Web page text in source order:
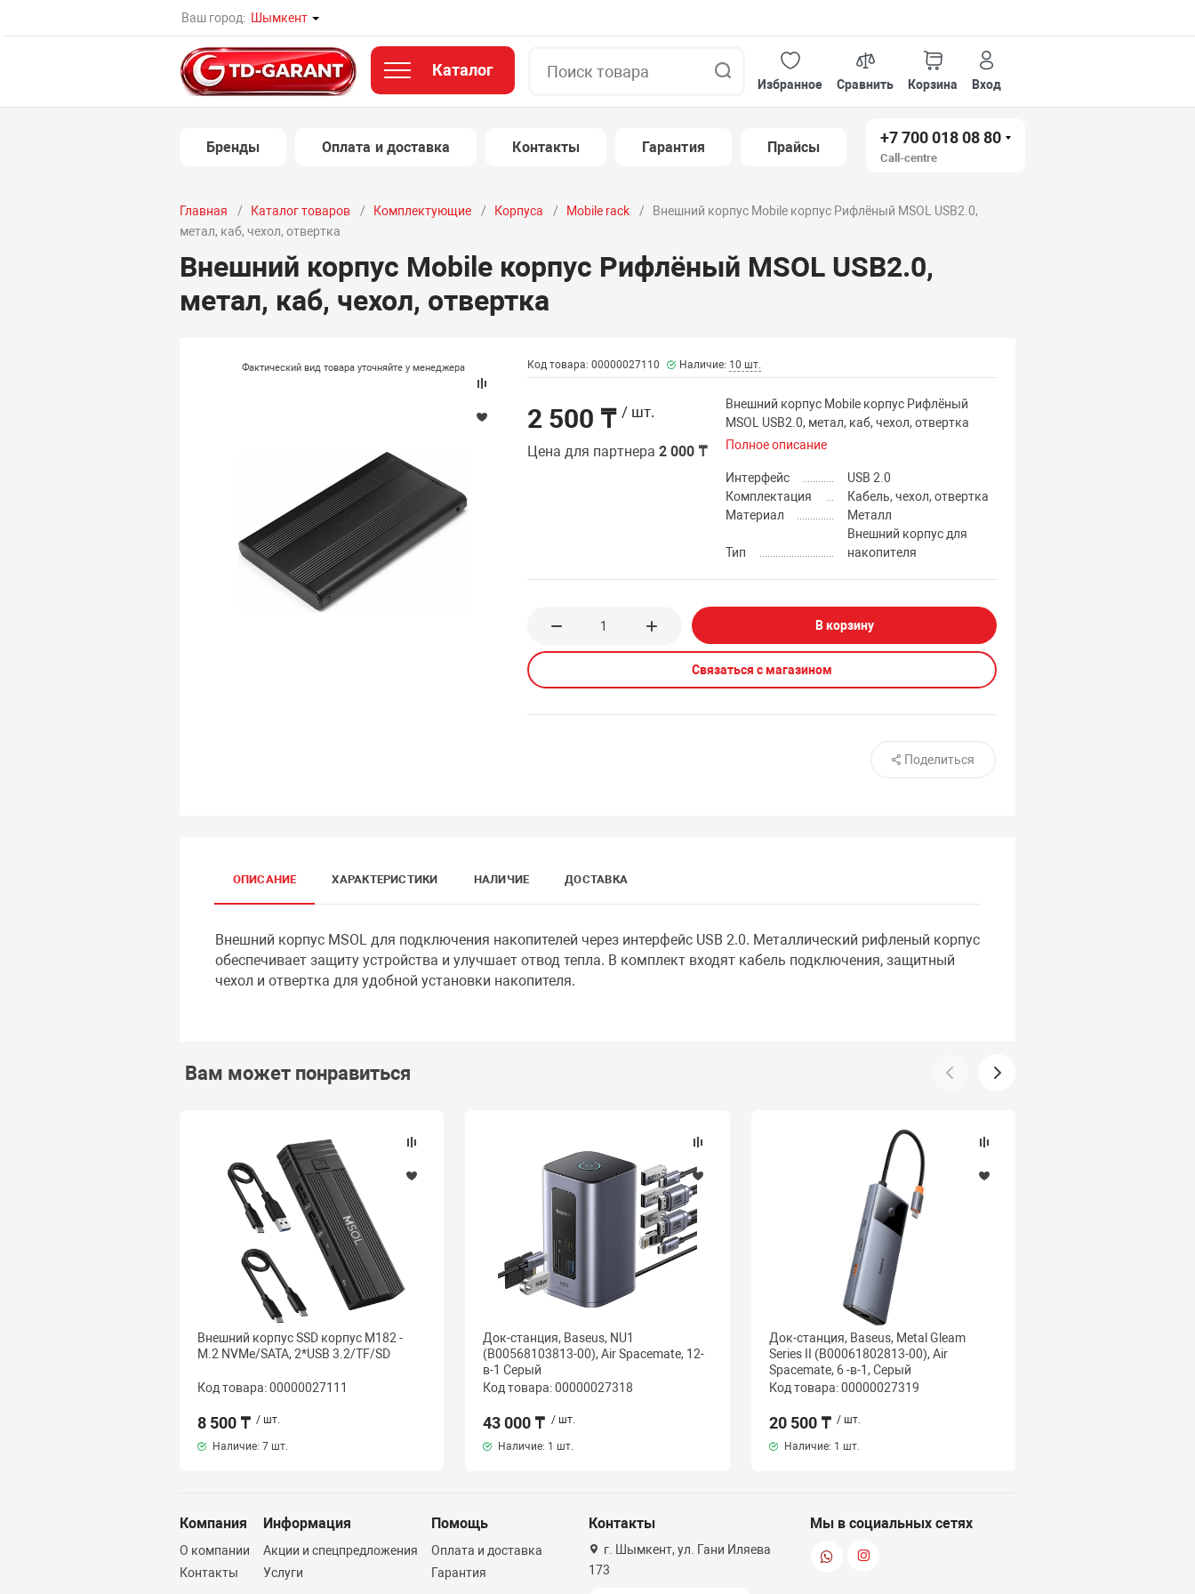
Ваш город: Шымкент
Каталог
Избранное
Сравнить Корзина Вход
Бренды Оплата и доставка Контакты Гарантия Прайсы
+7 700 018 08 80
Call-centre
Главная Каталог товаров Комплектующие Корпуса Mobile rack
Внешний корпус Mobile корпус Рифлёный MSOL USB2.0,
метал, каб, чехол, отвертка
Внешний корпус Mobile корпус Рифлёный MSOL USB2.0,
метал, каб, чехол, отвертка
Фактический вид товара уточняйте у менеджера Код товара: 00000027110 Наличие: 10 шт.
2 500 ₸ / шт.
Цена для партнера2 000 ₸
Внешний корпус Mobile корпус Рифлёный
MSOL USB2.0, метал, каб, чехол, отвертка
Полное описание
Интерфейс
USB 2.0
Комплектация
Кабель, чехол, отвертка
Материал
Металл
Тип
Внешний корпус для
накопителя
В корзину
Связаться с магазином
Поделиться
ОПИСАНИЕ ХАРАКТЕРИСТИКИ НАЛИЧИЕ ДОСТАВКА
Внешний корпус MSOL для подключения накопителей через интерфейс USB 2.0. Металлический рифленый корпус
обеспечивает защиту устройства и улучшает отвод тепла. В комплект входят кабель подключения, защитный
чехол и отвертка для удобной установки накопителя.
Вам может понравиться
Внешний корпус SSD корпус M182 -
M.2 NVMe/SATA, 2*USB 3.2/TF/SD
Код товара: 00000027111
8 500 ₸ / шт.
Наличие: 7 шт.
Док-станция, Baseus, NU1
(B00568103813-00), Air Spacemate, 12-
в-1 Серый
Код товара: 00000027318
43 000 ₸ / шт.
Наличие: 1 шт.
Док-станция, Baseus, Metal Gleam
Series II (B00061802813-00), Air
Spacemate, 6 -в-1, Серый
Код товара: 00000027319
20 500 ₸ / шт.
Наличие: 1 шт.
Компания
О компании
Контакты
Информация
Акции и спецпредложения
Услуги
Помощь
Оплата и доставка
Гарантия
Контакты
г. Шымкент, ул. Гани Иляева
173
Мы в социальных сетях